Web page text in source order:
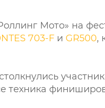
Мото» на
703-F и GR500,
техника